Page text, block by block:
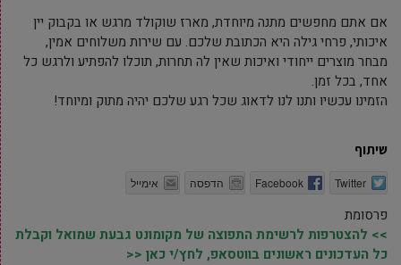
אם אתם מחפשים מתנה מיוחדת, מארז שוקולד מרגש או בקבוק יין
איכותי, פרחי גילה היא הכתובת שלכם. עם שירות משלוחים אמין,
מבחר מוצרים ייחודי ואיכות שאין לה תחרות, תוכלו להפתיע ולרגש כל
אחד, בכל זמן.
הזמינו עכשיו ותנו לנו לדאוג שכל רגע שלכם יהיה מתוק ומיוחד!
שיתוף
Twitter
Facebook הדפסה אימייל
פרסומת
>> להצטרפות לרשימת התפוצה של מקומונט גבעת שמואל וקבלת
כל העדכונים ראשונים בווטסאפ, לחץ/י כאן <<